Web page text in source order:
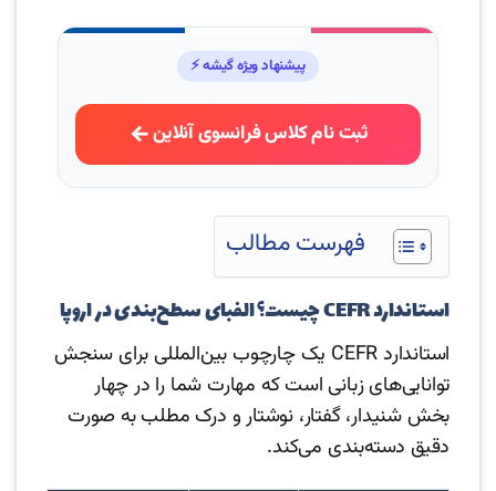
پیشنهاد ویژه گیشه ⚡
ثبت نام کلاس فرانسوی آنلاین
فهرست مطالب
استاندارد CEFR چیست؟ الفبای سطح‌بندی در اروپا
استاندارد CEFR یک چارچوب بین‌المللی برای سنجش
توانایی‌های زبانی است که مهارت شما را در چهار
بخش شنیدار، گفتار، نوشتار و درک مطلب به صورت
دقیق دسته‌بندی می‌کند.